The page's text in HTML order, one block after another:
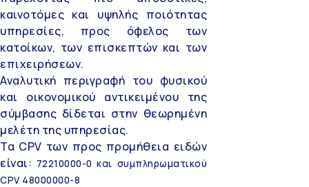
καινοτόμες και υψηλής ποιότητας
υπηρεσίες, προς όφελος των
κατοίκων, των επισκεπτών και των
επιχειρήσεων.
Αναλυτική περιγραφή του φυσικού
και οικονομικού αντικειμένου της
σύμβασης δίδεται στην θεωρημένη
μελέτη της υπηρεσίας.
Τα CPV των προς προμήθεια ειδών
είναι: 72210000-0 και συμπληρωματικού
CPV 48000000-8